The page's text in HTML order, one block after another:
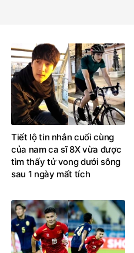
Tiết lộ tin nhắn cuối cùng
của nam ca sĩ 8X vừa được
tìm thấy tử vong dưới sông
sau 1 ngày mất tích